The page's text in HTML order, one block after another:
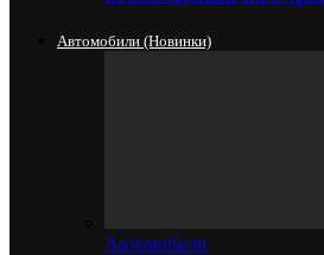
Автомобили (новинки)
Автомобили